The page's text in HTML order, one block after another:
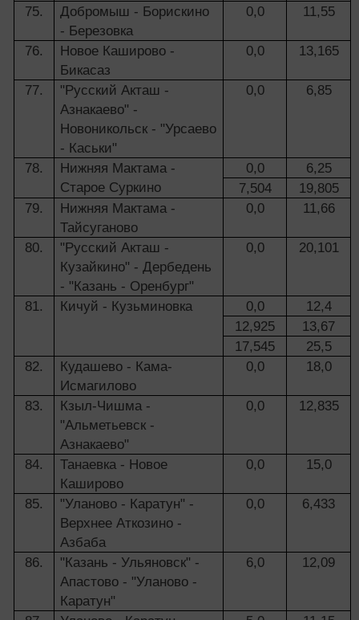
75.
Добромыш - Борискино
- Березовка
0,0 11,55
76.
Новое Каширово -
Бикасаз
0,0 13,165
77.
"Русский Акташ -
Азнакаево" -
Новоникольск - "Урсаево
- Каськи"
0,0 6,85
78.
Нижняя Мактама -
Старое Суркино
0,0
6,25
7,504
19,805
79.
Нижняя Мактама -
Тайсуганово
0,0 11,66
80.
"Русский Акташ -
Кузайкино" - Дербедень
- "Казань - Оренбург"
0,0 20,101
81. Кичуй - Кузьминовка 0,0
12,4
12,925
13,67
17,545
25,5
82.
Кудашево - Кама-
Исмагилово
0,0 18,0
83.
Кзыл-Чишма -
"Альметьевск -
Азнакаево"
0,0 12,835
84.
Танаевка - Новое
Каширово
0,0 15,0
85.
"Уланово - Каратун" -
Верхнее Аткозино -
Азбаба
0,0 6,433
86.
"Казань - Ульяновск" -
Апастово - "Уланово -
Каратун"
6,0 12,09